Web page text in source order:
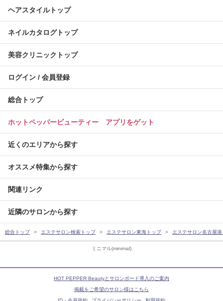
ミニマル(minimal)
ヘアスタイルトップ
ネイルカタログトップ
美容クリニックトップ
ログイン / 会員登録
総合トップ
ホットペッパービューティー アプリをゲット
近くのエリアから探す
オススメ特集から探す
関連リンク
近隣のサロンから探す
総合トップ エステサロン検索トップ エステサロン東海トップ エステサロン名古屋
HOT PEPPER Beautyとサロンボード導入のご案内
掲載をご希望のサロン様はこちら